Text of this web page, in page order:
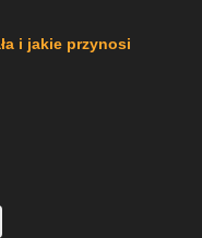
i jakie przynosi